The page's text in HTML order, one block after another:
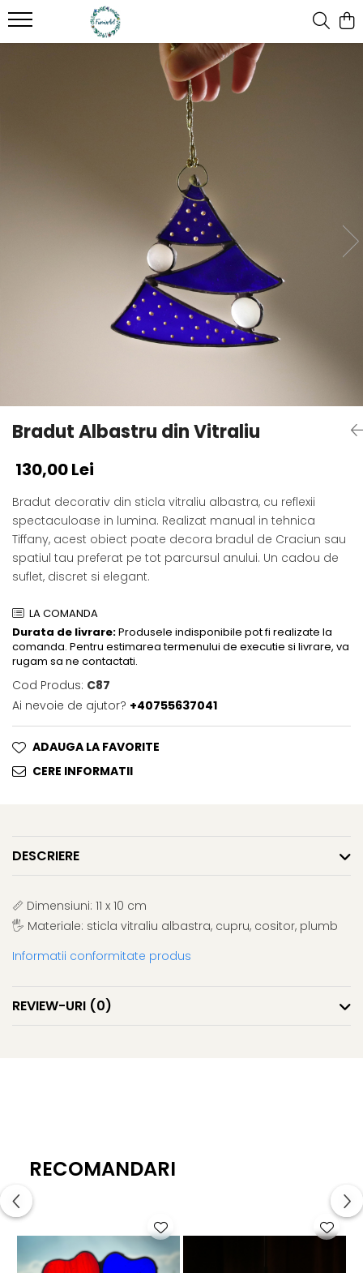
Bradut Albastru din Vitraliu
130,00 Lei
Bradut decorativ din sticla vitraliu albastra, cu reflexii
spectaculoase in lumina. Realizat manual in tehnica
Tiffany, acest obiect poate decora bradul de Craciun sau
spatiul tau preferat pe tot parcursul anului. Un cadou de
suflet, discret si elegant.
LA COMANDA
Durata de livrare:Produsele indisponibile pot fi realizate la
comanda. Pentru estimarea termenului de executie si livrare, va
rugam sa ne contactati.
Cod Produs: C87
Ai nevoie de ajutor? +40755637041
ADAUGA LA FAVORITE
CERE INFORMATII
DESCRIERE
📏 Dimensiuni: 11 x 10 cm
🖐️ Materiale: sticla vitraliu albastra, cupru, cositor, plumb
Informatii conformitate produs
REVIEW-URI (0)
RECOMANDARI